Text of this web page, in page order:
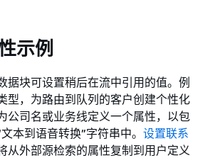
示例
据块可设置稍后在流中引用的值。例
型，为路由到队列的客户创建个性化
公司名或业务线定义一个属性，以包
本到语音转换”字符串中。 设置联系
从外部源检索的属性复制到用户定义